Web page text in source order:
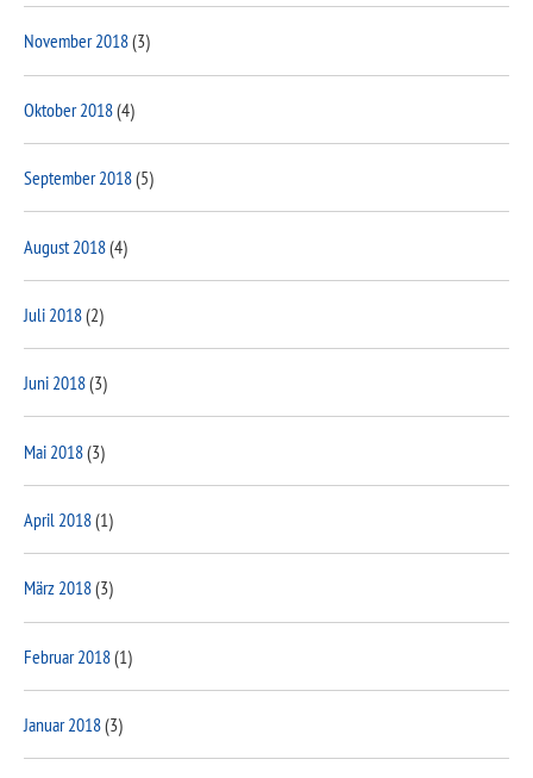
November 2018(3)
Oktober 2018(4)
September 2018(5)
August 2018(4)
Juli 2018(2)
Juni 2018(3)
Mai 2018(3)
April 2018(1)
März 2018(3)
Februar 2018(1)
Januar 2018(3)